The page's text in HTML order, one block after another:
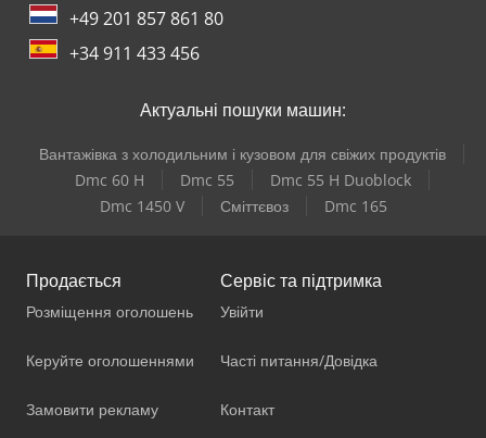
+49 201 857 861 80
+34 911 433 456
Актуальні пошуки машин:
Вантажівка з холодильним і кузовом для свіжих продуктів
Dmc 60 H
Dmc 55
Dmc 55 H Duoblock
Dmc 1450 V
Сміттєвоз Dmc 165
Продається
Розміщення оголошень
Керуйте оголошеннями
Замовити рекламу
Сервіс та підтримка
Увійти
Часті питання/Довідка
Контакт